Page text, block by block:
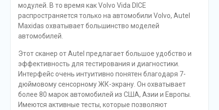
модулей. В то время как Volvo Vida DICE
распространяется только на автомобили Volvo, Autel
Maxidas охватывает большинство моделей
автомобилей.
Этот сканер от Autel предлагает большое удобство и
эффективность для тестирования и диагностики.
Интерфейс очень интуитивно понятен благодаря 7-
дюймовому сенсорному ЖК-экрану. Он охватывает
более 80 марок автомобилей из США, Азии и Европы.
Имеются активные тесты, которые позволяют